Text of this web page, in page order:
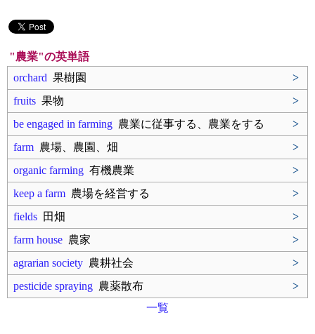
"農業"の英単語
orchard 果樹園
>
fruits 果物
>
be engaged in farming 農業に従事する、農業をする
>
farm 農場、農園、畑
>
organic farming 有機農業
>
keep a farm 農場を経営する
>
fields 田畑
>
farm house 農家
>
agrarian society 農耕社会
>
pesticide spraying 農薬散布
>
一覧